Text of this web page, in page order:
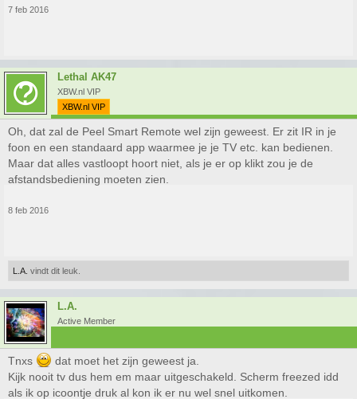
7 feb 2016
Lethal AK47
XBW.nl VIP
XBW.nl VIP
Oh, dat zal de Peel Smart Remote wel zijn geweest. Er zit IR in je
foon en een standaard app waarmee je je TV etc. kan bedienen.
Maar dat alles vastloopt hoort niet, als je er op klikt zou je de
afstandsbediening moeten zien.
8 feb 2016
L.A. vindt dit leuk.
L.A.
Active Member
Tnxs
dat moet het zijn geweest ja.
Kijk nooit tv dus hem em maar uitgeschakeld. Scherm freezed idd
als ik op icoontje druk al kon ik er nu wel snel uitkomen.